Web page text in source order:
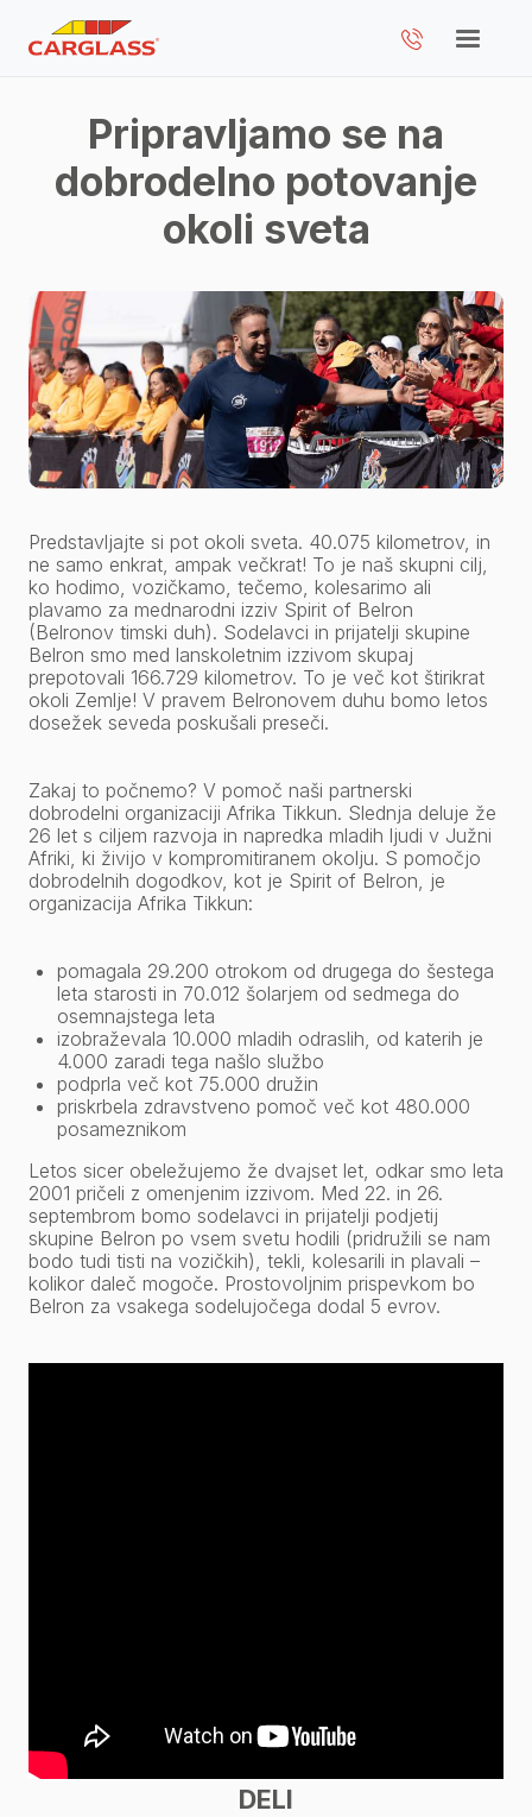
Pripravljamo se na
dobrodelno potovanje
okoli sveta
Predstavljajte si pot okoli sveta. 40.075 kilometrov, in
ne samo enkrat, ampak večkrat! To je naš skupni cilj,
ko hodimo, vozičkamo, tečemo, kolesarimo ali
plavamo za mednarodni izziv Spirit of Belron
(Belronov timski duh). Sodelavci in prijatelji skupine
Belron smo med lanskoletnim izzivom skupaj
prepotovali 166.729 kilometrov. To je več kot štirikrat
okoli Zemlje! V pravem Belronovem duhu bomo letos
dosežek seveda poskušali preseči.
Zakaj to počnemo? V pomoč naši partnerski
dobrodelni organizaciji Afrika Tikkun. Slednja deluje že
26 let s ciljem razvoja in napredka mladih ljudi v Južni
Afriki, ki živijo v kompromitiranem okolju. S pomočjo
dobrodelnih dogodkov, kot je Spirit of Belron, je
organizacija Afrika Tikkun:
pomagala 29.200 otrokom od drugega do šestega
leta starosti in 70.012 šolarjem od sedmega do
osemnajstega leta
izobraževala 10.000 mladih odraslih, od katerih je
4.000 zaradi tega našlo službo
podprla več kot 75.000 družin
priskrbela zdravstveno pomoč več kot 480.000
posameznikom
Letos sicer obeležujemo že dvajset let, odkar smo leta
2001 pričeli z omenjenim izzivom. Med 22. in 26.
septembrom bomo sodelavci in prijatelji podjetij
skupine Belron po vsem svetu hodili (pridružili se nam
bodo tudi tisti na vozičkih), tekli, kolesarili in plavali –
kolikor daleč mogoče. Prostovoljnim prispevkom bo
Belron za vsakega sodelujočega dodal 5 evrov.
DELI